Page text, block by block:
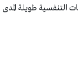
التنفسية طويلة المدى